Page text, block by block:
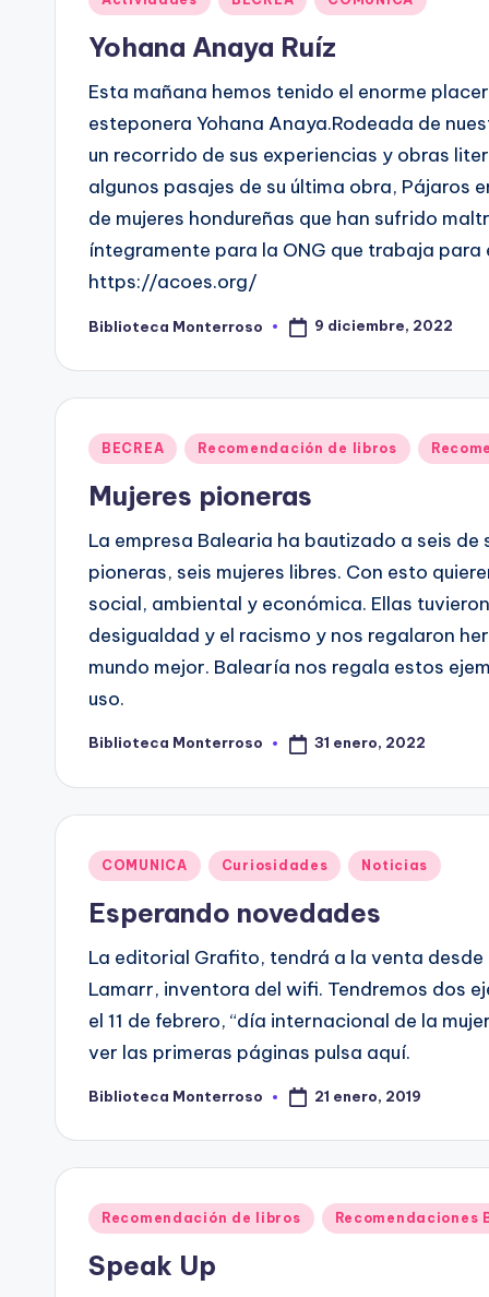
Yohana Anaya Ruíz
Esta mañana hemos tenido el enorme
esteponera Yohana Anaya.Rodeada de
un recorrido de sus experiencias y obras
algunos pasajes de su última obra, Pájaros
de mujeres hondureñas que han sufrido
íntegramente para la ONG que trabaja para
https://acoes.org/
Publicado
Biblioteca Monterroso 9 diciembre, 2022
Publicado
BECREA Recomendación de libros
Mujeres pioneras
La empresa Balearia ha bautizado a seis de
pioneras, seis mujeres libres. Con esto
social, ambiental y económica. Ellas
desigualdad y el racismo y nos regalaron
mundo mejor. Balearía nos regala estos
uso.
Publicado
Biblioteca Monterroso 31 enero, 2022
Publicado
COMUNICA Curiosidades Noticias
Esperando novedades
La editorial Grafito, tendrá a la venta desde
Lamarr, inventora del wifi. Tendremos dos
el 11 de febrero, “día internacional de la
ver las primeras páginas pulsa aquí.
Publicado
Biblioteca Monterroso 21 enero, 2019
Publicado
Recomendación de libros Recomendaciones
Speak Up